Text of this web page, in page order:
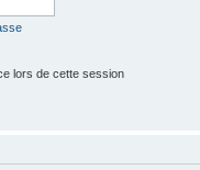
lors de cette session